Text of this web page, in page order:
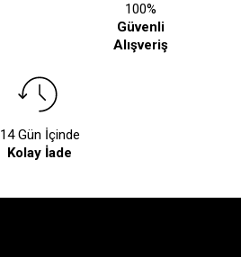
100%
Güvenli
Alışveriş
14 Gün İçinde
Kolay İade